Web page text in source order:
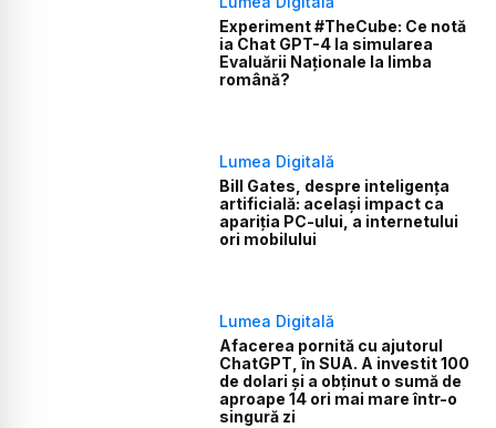
Experiment #TheCube: Ce notă
ia Chat GPT-4 la simularea
Evaluării Naționale la limba
română?
Lumea Digitală
Bill Gates, despre inteligența
artificială: același impact ca
apariția PC-ului, a internetului
ori mobilului
Lumea Digitală
Afacerea pornită cu ajutorul
ChatGPT, în SUA. A investit 100
de dolari și a obținut o sumă de
aproape 14 ori mai mare într-o
singură zi